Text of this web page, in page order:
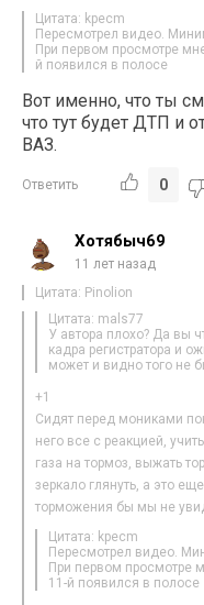
Цитата: kpecm
Пересмотрел видео.
При первом просмотре
й появился в полосе
Вот именно, что ты
что тут будет ДТП и
ВАЗ.
Ответить 0
Хотябыч69
11 лет назад
Цитата: Pinolion
Цитата: mals77
У автора плохо? Да вы
кадра регистратора и
может и видно того не
+1
Сидят перед мониками
него все с реакцией,
газа на тормоз, выжать
зеркало глянуть, а это
торможения бы мы не
Цитата: kpecm
Пересмотрел видео.
При первом просмотре
11-й появился в полосе